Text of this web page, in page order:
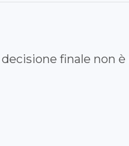
finale non è